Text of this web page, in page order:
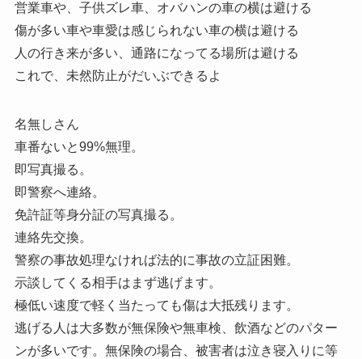
営業車や、子供ズレ車、オバハンの車の横は避ける
傷が多い車や車愛は感じられない車の横は避ける
人の行き来が多い、通路になってる場所は避ける
これで、未然防止がだいぶできるよ
名無しさん
車番ないと99%無理。
即写真撮る。
即警察へ連絡。
免許証等身分証の写真撮る。
連絡先交換。
警察の事故処理なければ法的に事故の立証困難。
示談してくる相手はまず逃げます。
極低い速度で軽く当たっても傷は大抵残ります。
逃げる人は大多数が無保険や無車検、飲酒などのパター
ンが多いです。無保険の場合、被害者は泣き寝入りに等